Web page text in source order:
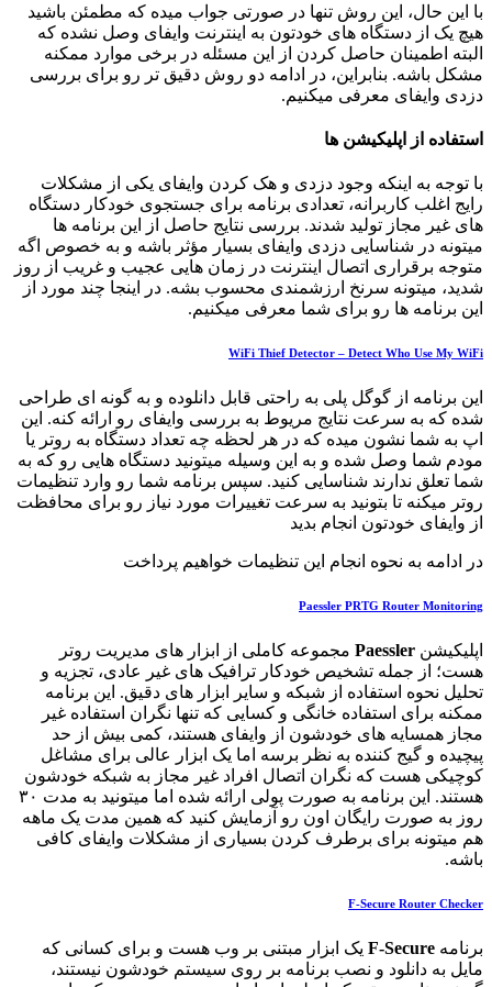
با این حال، این روش تنها در صورتی جواب میده که مطمئن باشید
هیچ یک از دستگاه های خودتون به اینترنت وایفای وصل نشده که
البته اطمینان حاصل کردن از این مسئله در برخی موارد ممکنه
مشکل باشه. بنابراین، در ادامه دو روش دقیق تر رو برای بررسی
دزدی وایفای معرفی میکنیم.
استفاده از اپلیکیشن ها
با توجه به اینکه وجود دزدی و هک کردن وایفای یکی از مشکلات
رایج اغلب کاربرانه، تعدادی برنامه برای جستجوی خودکار دستگاه
های غیر مجاز تولید شدند. بررسی نتایج حاصل از این برنامه ها
میتونه در شناسایی دزدی وایفای بسیار مؤثر باشه و به خصوص اگه
متوجه برقراری اتصال اینترنت در زمان هایی عجیب و غریب از روز
شدید، میتونه سرنخ ارزشمندی محسوب بشه. در اینجا چند مورد از
این برنامه ها رو برای شما معرفی میکنیم.
WiFi Thief Detector – Detect Who Use My WiFi
این برنامه از گوگل پلی به راحتی قابل دانلوده و به گونه ای طراحی
شده که به سرعت نتایج مریوط به بررسی وایفای رو ارائه کنه. این
اپ به شما نشون میده که در هر لحظه چه تعداد دستگاه به روتر یا
مودم شما وصل شده و به این وسیله میتونید دستگاه هایی رو که به
شما تعلق ندارند شناسایی کنید. سپس برنامه شما رو وارد تنظیمات
روتر میکنه تا بتونید به سرعت تغییرات مورد نیاز رو برای محافظت
از وایفای خودتون انجام بدید
در ادامه به نحوه انجام این تنظیمات خواهیم پرداخت
Paessler PRTG Router Monitoring
اپلیکیشن Paessler مجموعه کاملی از ابزار های مدیریت روتر
هست؛ از جمله تشخیص خودکار ترافیک های غیر عادی، تجزیه و
تحلیل نحوه استفاده از شبکه و سایر ابزار های دقیق. این برنامه
ممکنه برای استفاده خانگی و کسایی که تنها نگران استفاده غیر
مجاز همسایه های خودشون از وایفای هستند، کمی بیش از حد
پیچیده و گیج کننده به نظر برسه اما یک ابزار عالی برای مشاغل
کوچیکی هست که نگران اتصال افراد غیر مجاز به شبکه خودشون
هستند. این برنامه به صورت پولی ارائه شده اما میتونید به مدت ۳۰
روز به صورت رایگان اون رو آزمایش کنید که همین مدت یک ماهه
هم میتونه برای برطرف کردن بسیاری از مشکلات وایفای کافی
باشه.
F-Secure Router Checker
برنامه F-Secure یک ابزار مبتنی بر وب هست و برای کسانی که
مایل به دانلود و نصب برنامه بر روی سیستم خودشون نیستند،